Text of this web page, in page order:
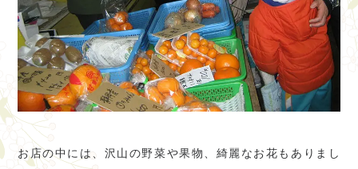
お店の中には、沢山の野菜や果物、綺麗なお花もありまし